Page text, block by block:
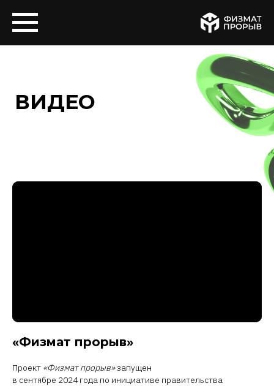
«Физмат прорыв»
Проект «Физмат прорыв»запущен
в сентябре 2024 года по инициативе правительства